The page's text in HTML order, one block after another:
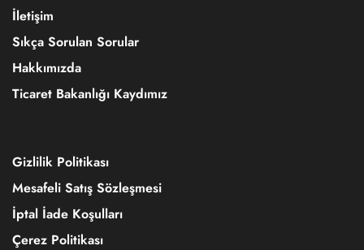
İletişim
Sıkça Sorulan Sorular
Hakkımızda
Ticaret Bakanlığı Kaydımız
Gizlilik Politikası
Mesafeli Satış Sözleşmesi
İptal İade Koşulları
Çerez Politikası